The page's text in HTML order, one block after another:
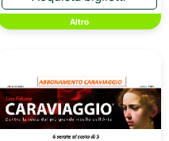
Altro